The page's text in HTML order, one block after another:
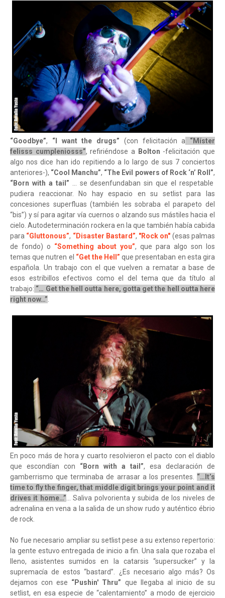
“Goodbye”, “I want the drugs” (con felicitación a “Míster
felisss cumpleniosss”, refiriéndose a Bolton -felicitación que
algo nos dice han ido repitiendo a lo largo de sus 7 conciertos
anteriores-), “Cool Manchu”, “The Evil powers of Rock ‘n’ Roll”,
“Born with a tail” … se desenfundaban sin que el respetable
pudiera reaccionar. No hay espacio en su setlist para las
concesiones superfluas (también les sobraba el parapeto del
“bis”) y sí para agitar vía cuernos o alzando sus mástiles hacia el
cielo. Autodeterminación rockera en la que también había cabida
para “Gluttonous”, “Disaster Bastard”, "Rock on" (esas palmas
de fondo) o “Something about you”, que para algo son los
temas que nutren el “Get the Hell” que presentaban en esta gira
española. Un trabajo con el que vuelven a rematar a base de
esos estribillos efectivos como el del tema que da título al
trabajo: “… Get the hell outta here, gotta get the hell outta here
right now…”.
En poco más de hora y cuarto resolvieron el pacto con el diablo
que escondían con “Born with a tail”, esa declaración de
gamberrismo que terminaba de arrasar a los presentes. “…It’s
time to fly the finger, that middle digit brings your point and it
drives it home…”... Saliva polvorienta y subida de los niveles de
adrenalina en vena a la salida de un show rudo y auténtico ébrio
de rock.
No fue necesario ampliar su setlist pese a su extenso repertorio:
la gente estuvo entregada de inicio a fin. Una sala que rozaba el
lleno, asistentes sumidos en la catarsis “supersucker” y la
supremacía de estos “bastard”. ¿Es necesario algo más? Os
dejamos con ese “Pushin' Thru” que llegaba al inicio de su
setlist, en esa especie de “calentamiento” a modo de ejercicio